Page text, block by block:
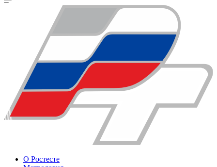
О Ростесте